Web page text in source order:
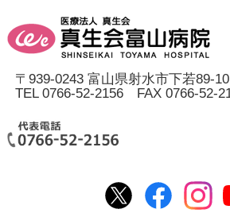
〒939-0243 富山県射水市下若89-10
TEL 0766-52-2156 FAX 0766-52-